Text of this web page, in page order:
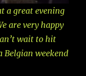
a great evening
are very happy
wait to hit
Belgian weekend